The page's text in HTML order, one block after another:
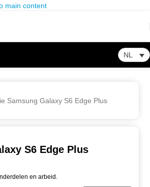
main content
NL
Samsung Galaxy S6 Edge Plus
S6 Edge Plus
en arbeid.